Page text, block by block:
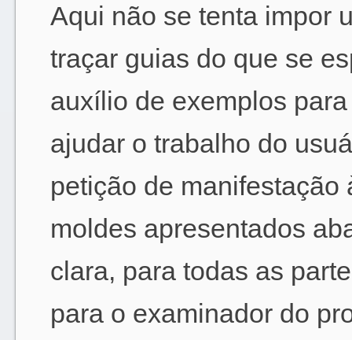
Aqui não se tenta impor
traçar guias do que se
auxílio de exemplos
ajudar o trabalho do
petição de
moldes apresentados
clara, para todas as
para o examinador do